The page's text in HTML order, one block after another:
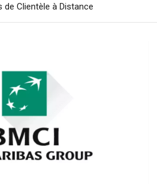
de Clientèle à Distance